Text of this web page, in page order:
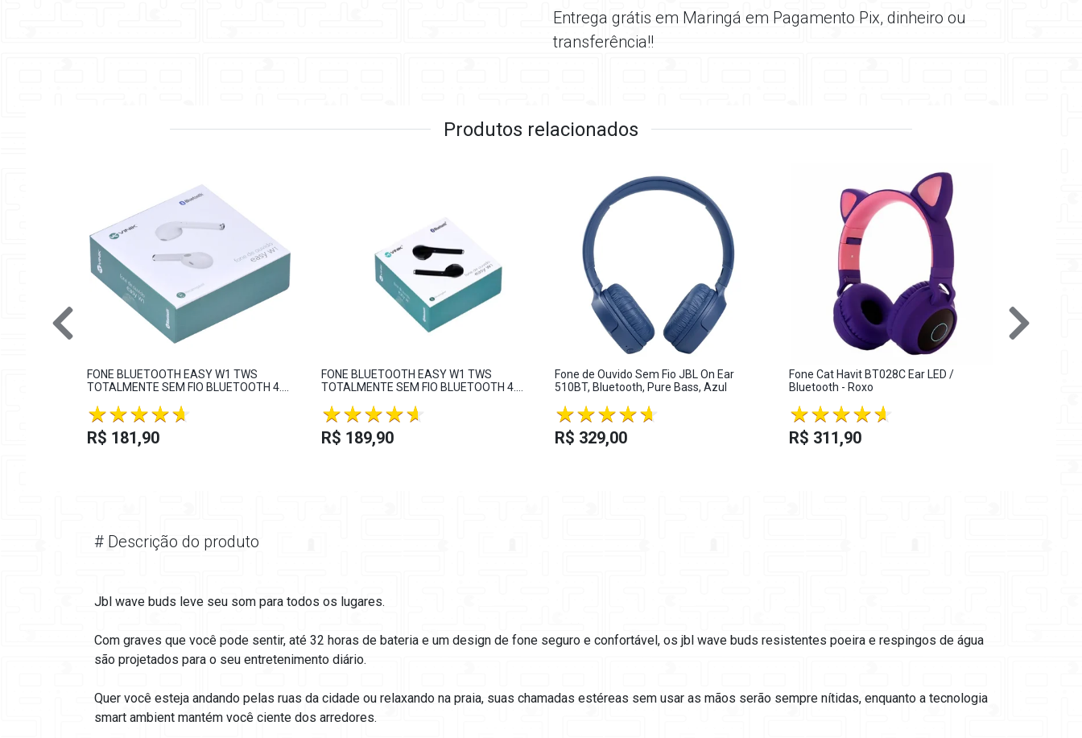
Entrega grátis em Maringá em Pagamento Pix, dinheiro ou
transferência!!
Produtos relacionados
FONE BLUETOOTH EASY W1 TWS
TOTALMENTE SEM FIO BLUETOOTH 4.2
R$ 181,90
FONE BLUETOOTH EASY W1 TWS
TOTALMENTE SEM FIO BLUETOOTH 4.2
R$ 189,90
Fone de Ouvido Sem Fio JBL On Ear
510BT, Bluetooth, Pure Bass, Azul
R$ 329,00
Fone Cat Havit BT028C Ear LED /
Bluetooth - Roxo
R$ 311,90
# Descrição do produto
Jbl wave buds leve seu som para todos os lugares.
Com graves que você pode sentir, até 32 horas de bateria e um design de fone seguro e confortável, os jbl wave buds resistentes poeira e respingos de água
são projetados para o seu entretenimento diário.
Quer você esteja andando pelas ruas da cidade ou relaxando na praia, suas chamadas estéreas sem usar as mãos serão sempre nítidas, enquanto a tecnologia
smart ambient mantém você ciente dos arredores.